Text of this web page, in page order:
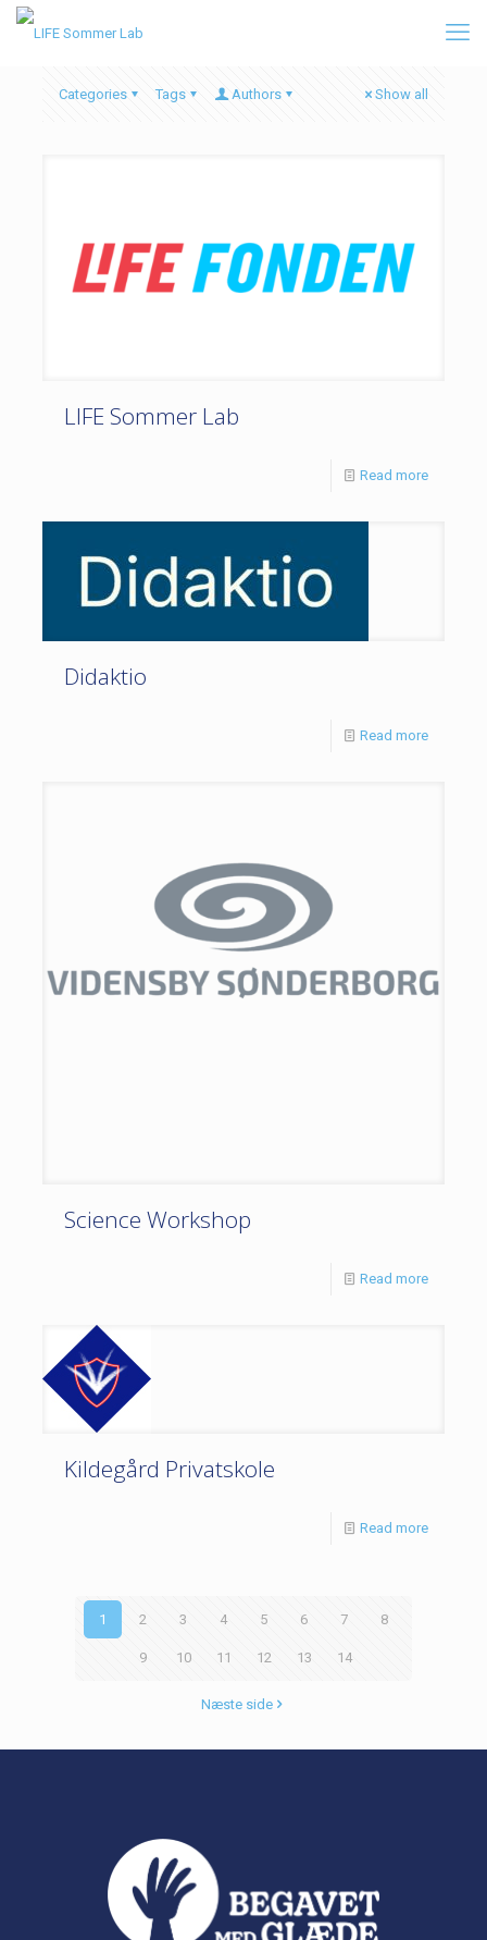
Categories Tags Authors Show all
LIFE Sommer Lab
Read more
Didaktio
Read more
Science Workshop
Read more
Kildegård Privatskole
Read more
1 2 3 4 5 6 7 8
9 10 11 12 13 14
Næste side